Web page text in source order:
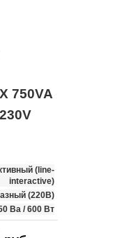
750VA
(line-
interactive)
(220В)
Ва / 600 Вт